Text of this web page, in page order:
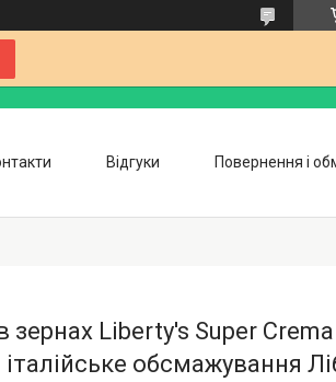
Відгуки Повернення і
зернах Liberty's Super Crema
італійське обсмажування